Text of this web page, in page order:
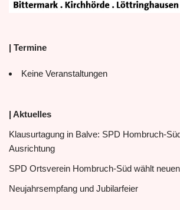
| Termine
Keine Veranstaltungen
| Aktuelles
Klausurtagung in Balve: SPD Hombruch-
Ausrichtung
SPD Ortsverein Hombruch-Süd wählt
Neujahrsempfang und Jubilarfeier